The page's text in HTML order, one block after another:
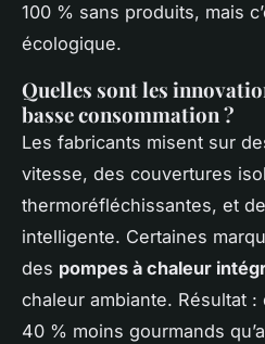
100 % sans produits, mais
écologique.
Quelles sont les
basse consommation ?
Les fabricants misent sur
vitesse, des couvertures
thermoréfléchissantes, et
intelligente. Certaines
des pompes à chaleur
chaleur ambiante. Résultat :
40 % moins gourmands